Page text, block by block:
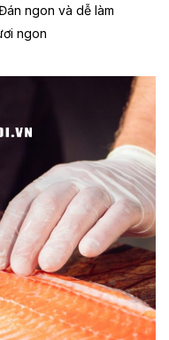
ngon và dễ làm
ngon